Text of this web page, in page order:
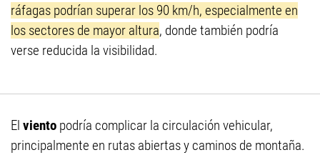
ráfagas podrían superar los 90 km/h, especialmente en
los sectores de mayor altura, donde también podría
verse reducida la visibilidad.
El viento podría complicar la circulación vehicular,
principalmente en rutas abiertas y caminos de montaña.